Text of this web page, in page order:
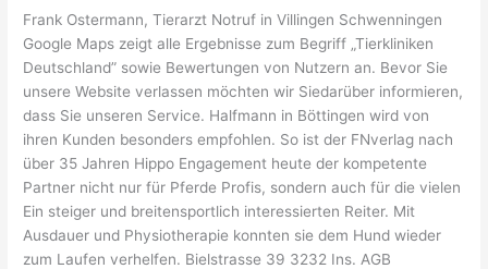
Frank Ostermann, Tierarzt Notruf in Villingen Schwenningen
Google Maps zeigt alle Ergebnisse zum Begriff „Tierkliniken
Deutschland” sowie Bewertungen von Nutzern an. Bevor Sie
unsere Website verlassen möchten wir Siedarüber informieren,
dass Sie unseren Service. Halfmann in Böttingen wird von
ihren Kunden besonders empfohlen. So ist der FNverlag nach
über 35 Jahren Hippo Engagement heute der kompetente
Partner nicht nur für Pferde Profis, sondern auch für die vielen
Ein steiger und breitensportlich interessierten Reiter. Mit
Ausdauer und Physiotherapie konnten sie dem Hund wieder
zum Laufen verhelfen. Bielstrasse 39 3232 Ins. AGB